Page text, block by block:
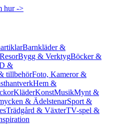
hur ->
Barnkläder &
Bygg & VerktygBöcker &
&
tillbehörFoto, Kameror &
Hem &
KläderKonstMusikMynt &
& ÄdelstenarSport &
Trädgård & VäxterTV-spel &